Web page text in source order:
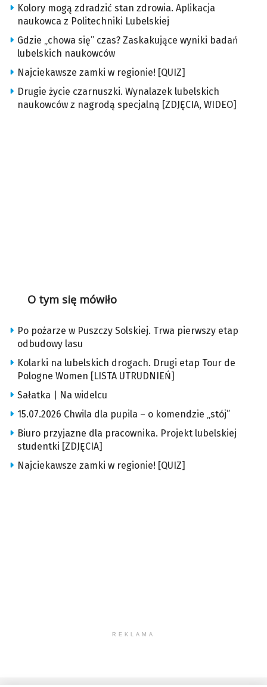
Kolory mogą zdradzić stan zdrowia. Aplikacja
naukowca z Politechniki Lubelskiej
Gdzie „chowa się” czas? Zaskakujące wyniki badań
lubelskich naukowców
Najciekawsze zamki w regionie! [QUIZ]
Drugie życie czarnuszki. Wynalazek lubelskich
naukowców z nagrodą specjalną [ZDJĘCIA, WIDEO]
O tym się mówiło
Po pożarze w Puszczy Solskiej. Trwa pierwszy etap
odbudowy lasu
Kolarki na lubelskich drogach. Drugi etap Tour de
Pologne Women [LISTA UTRUDNIEŃ]
Sałatka | Na widelcu
15.07.2026 Chwila dla pupila – o komendzie „stój”
Biuro przyjazne dla pracownika. Projekt lubelskiej
studentki [ZDJĘCIA]
Najciekawsze zamki w regionie! [QUIZ]
REKLAMA